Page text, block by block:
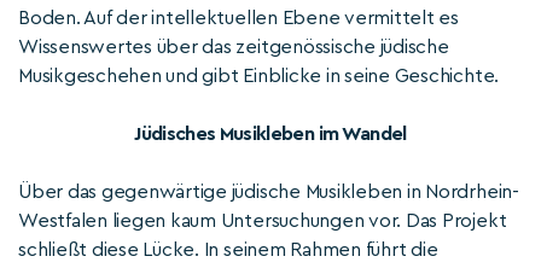
Boden. Auf der intellektuellen Ebene vermittelt es
Wissenswertes über das zeitgenössische jüdische
Musikgeschehen und gibt Einblicke in seine Geschichte.
Jüdisches Musikleben im Wandel
Über das gegenwärtige jüdische Musikleben in Nordrhein-
Westfalen liegen kaum Untersuchungen vor. Das Projekt
schließt diese Lücke. In seinem Rahmen führt die